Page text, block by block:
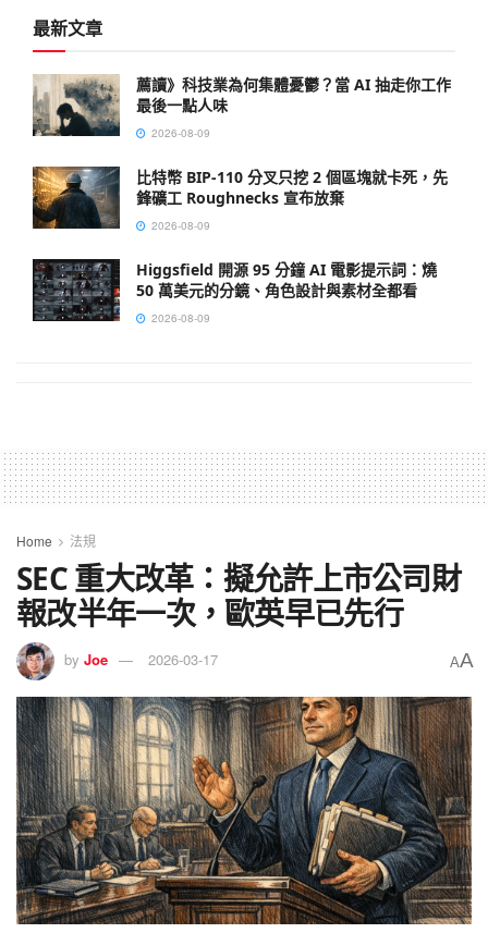
最新文章
薦讀》科技業為何集體憂鬱？當 AI 抽走你工作
最後一點人味
2026-08-09
比特幣 BIP-110 分叉只挖 2 個區塊就卡死，先
鋒礦工 Roughnecks 宣布放棄
2026-08-09
Higgsfield 開源 95 分鐘 AI 電影提示詞：燒
50 萬美元的分鏡、角色設計與素材全都看
2026-08-09
Home 法規
SEC 重大改革：擬允許上市公司財
報改半年一次，歐英早已先行
by Joe 2026-03-17 AA